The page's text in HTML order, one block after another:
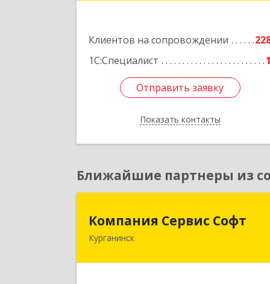
Клиентов на сопровождении
1С:Специалист
1
Отправить заявку
Показать контакты
Отправить заявку
Назад
Ближайшие партнеры из
Компания Сервис Софт
Курганинск
Компания Сервис Софт
352430, Краснодарский край,